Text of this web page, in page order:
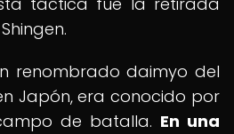
renombrado daimyo del
Japón, era conocido por
de batalla. En una